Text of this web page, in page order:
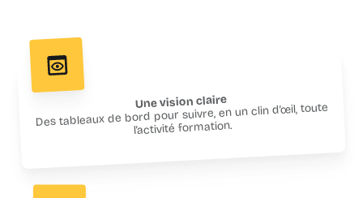
Une vision claire
Des tableaux de bord pour suivre, en un clin d’œil, toute
l’activité formation.